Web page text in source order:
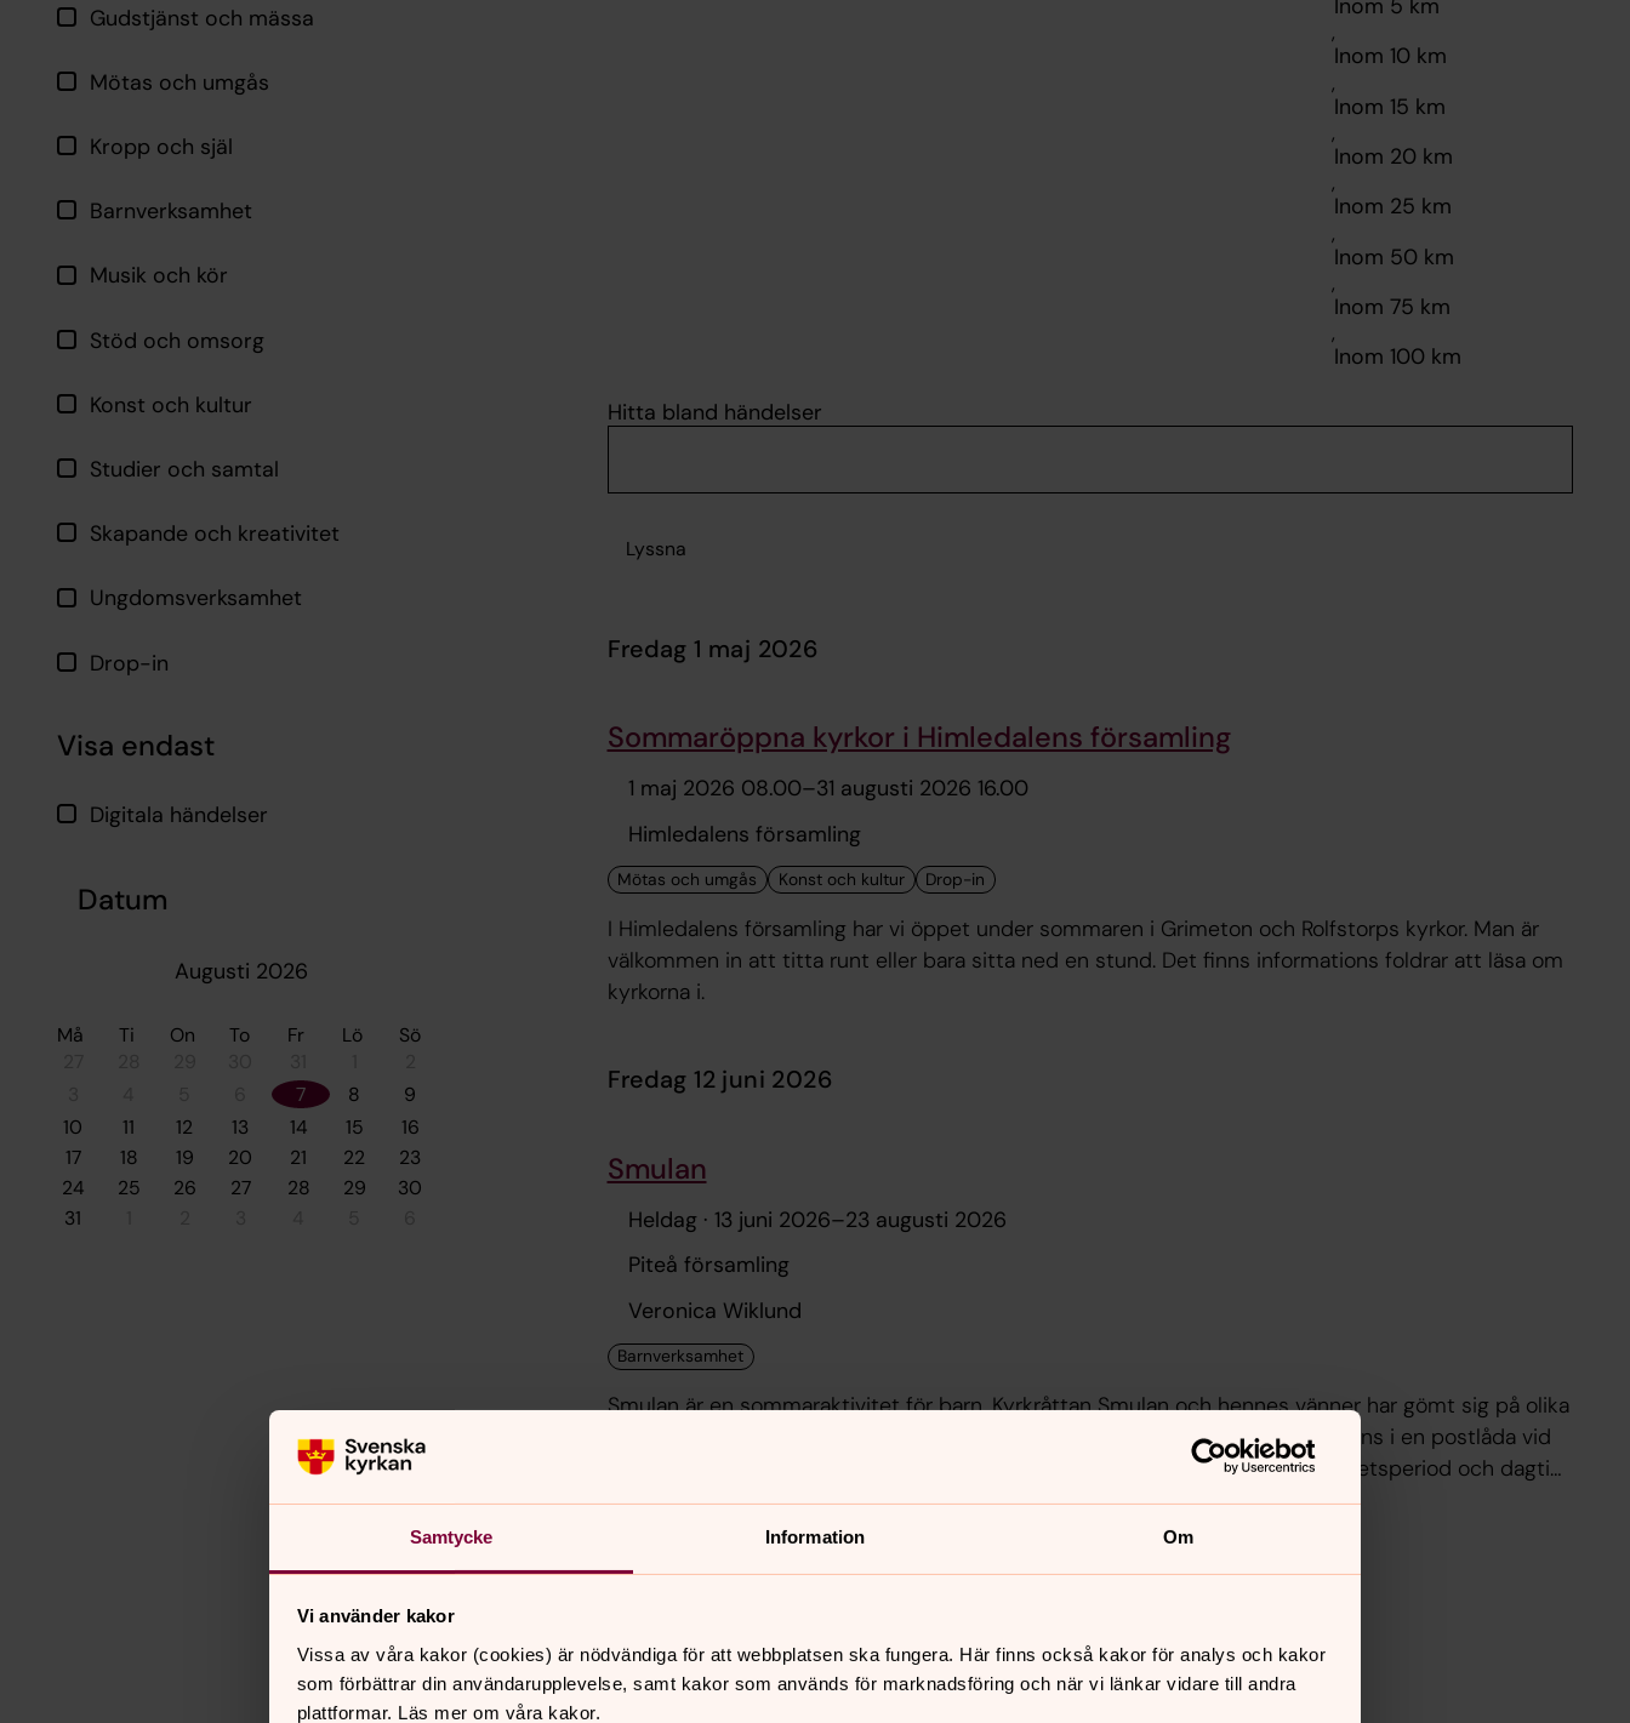
Samtycke Information Om
Vi använder kakor
Vissa av våra kakor (cookies) är nödvändiga för att webbplatsen ska fungera. Här finns också kakor för analys och kakor
som förbättrar din användarupplevelse, samt kakor som används för marknadsföring och när vi länkar vidare till andra
plattformar. Läs mer om våra kakor.
Gudstjänst och mässa
Mötas och umgås
Kropp och själ
Barnverksamhet
Musik och kör
Stöd och omsorg
Konst och kultur
Studier och samtal
Skapande och kreativitet
Ungdomsverksamhet
Drop-in
Visa endast
Digitala händelser
Datum
Augusti 2026
Må Ti On To Fr Lö
Sö
7 8
9
10
11 12 13 14 15
16
17
18 19 20 21 22
23
24
25 26 27 28 29
30
31
,
,
,
,
,
,
,
Hitta bland händelser
Lyssna
fredag 1 maj 2026
Sommaröppna kyrkor i Himledalens församling
1 maj 2026 08.00–31 augusti 2026 16.00
Himledalens församling
I Himledalens församling har vi öppet under sommaren i Grimeton och Rolfstorps kyrkor. Man är
välkommen in att titta runt eller bara sitta ned en stund. Det finns informations foldrar att läsa om
kyrkorna i.
fredag 12 juni 2026
Smulan
Heldag · 13 juni 2026–23 augusti 2026
Piteå församling
Veronica Wiklund
Smulan är en sommaraktivitet för barn. Kyrkråttan Smulan och hennes vänner har gömt sig på olika
ställen i kyrkstaden och barnen får söka dem med hjälp av en karta. Kartor finns i en postlåda vid
St Mary. Barnen scannar QR koder och får se små filmer. Under guidernas arbetsperiod och dagtid
kan barnen få en pin när de hittat alla kyrkråttor och fått fram ett lösenord.
Skillinge kapell öppet
22 juni 2026–16 augusti 2026